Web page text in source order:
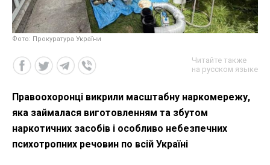
Фото: Прокуратура України
Читайте также
на русском языке
Правоохоронці викрили масштабну наркомережу,
яка займалася виготовленням та збутом
наркотичних засобів і особливо небезпечних
психотропних речовин по всій Україні